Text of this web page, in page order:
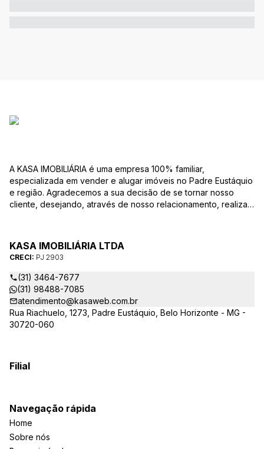
A KASA IMOBILIÁRIA é uma empresa 100% familiar,
especializada em vender e alugar imóveis no Padre Eustáquio
e região. Agradecemos a sua decisão de se tornar nosso
cliente, desejando, através de nosso relacionamento, realizar
uma equipe altamente qualificada e com a experiência de
quem atua há mais de 30 anos na região, desde de 1984,
destacamos alguns diferenciais importantes para o sucesso
dessa parceria.
KASA IMOBILIÁRIA LTDA
CRECI: PJ 2903
(31) 3464-7677
(31) 98488-7085
atendimento@kasaweb.com.br
Rua Riachuelo, 1273, Padre Eustáquio, Belo Horizonte - MG -
30720-060
Filial
Navegação rápida
Home
Sobre nós